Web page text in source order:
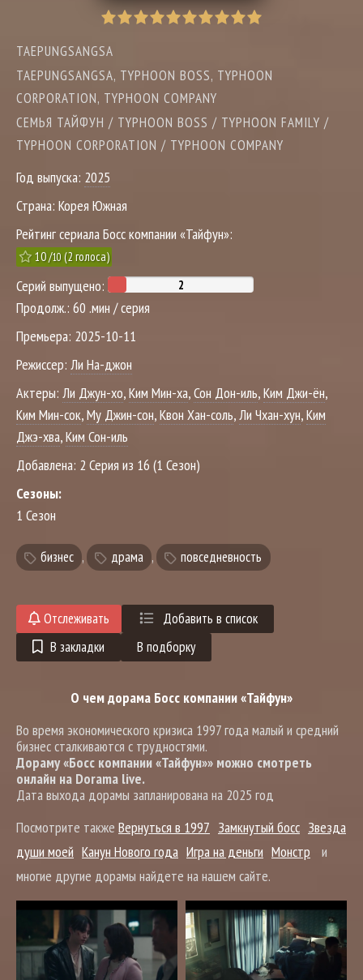
TAEPUNGSANGSA
TAEPUNGSANGSA, TYPHOON BOSS, TYPHOON
CORPORATION, TYPHOON COMPANY
СЕМЬЯ ТАЙФУН / TYPHOON BOSS / TYPHOON FAMILY /
TYPHOON CORPORATION / TYPHOON COMPANY
Год выпуска: 2025
Страна: Корея Южная
Рейтинг сериала Босс компании «Тайфун»:
10/10(2голоса)
Серий выпущено:
Продолж.: 60 .мин / серия
Премьера: 2025-10-11
Режиссер: Ли На-джон
Актеры: Ли Джун-хо,Ким Мин-ха,Сон Дон-иль,Ким Джи-ён,
Ким Мин-сок,Му Джин-сон,Квон Хан-соль,Ли Чхан-хун,Ким
Джэ-хва,Ким Сон-иль
Добавлена: 2 Серия из 16 (1 Сезон)
Сезоны:
1 Сезон
бизнес , драма , повседневность
Отслеживать
Добавить в список
В закладки
В подборку
О чем дорама Босс компании «Тайфун»
Во время экономического кризиса 1997 года малый и средний
бизнес сталкиваются с трудностями.
Дораму «Босс компании «Тайфун»» можно смотреть
онлайн на Dorama live.
Дата выхода дорамы запланирована на 2025 год
Посмотрите также Вернуться в 1997 Замкнутый босс Звезда
души моей Канун Нового года Игра на деньги Монстр
и
многие другие дорамы найдете на нашем сайте.